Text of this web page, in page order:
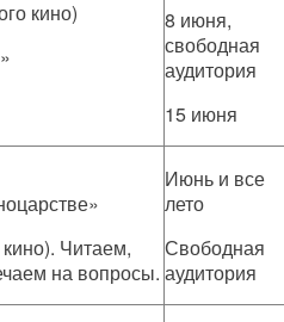
кино)
8 июня,
свободная
аудитория
15 июня
2016»:
Читаем,
на вопросы.
Июнь и все
лето
Свободная
аудитория